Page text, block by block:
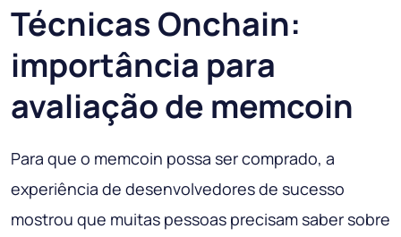
Técnicas Onchain:
importância para
avaliação de memcoin
Para que o memcoin possa ser comprado, a
experiência de desenvolvedores de sucesso
mostrou que muitas pessoas precisam saber sobre